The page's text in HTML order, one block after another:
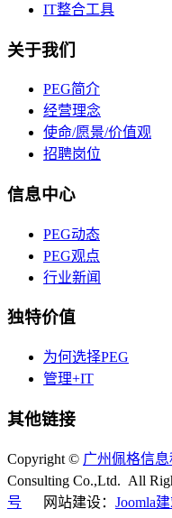
IT整合工具
关于我们
PEG简介
经营理念
使命/愿景/价值观
招聘岗位
信息中心
PEG动态
PEG观点
行业新闻
独特价值
为何选择PEG
管理+IT
其他链接
Copyright © 广州佩格信
Consulting Co.,Ltd. All
号 网站建设： Joomla